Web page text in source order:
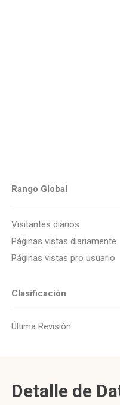
Rango Global
Visitantes diarios
Páginas vistas diariamente
Páginas vistas pro usuario
Clasificación
Última Revisión
Detalle de